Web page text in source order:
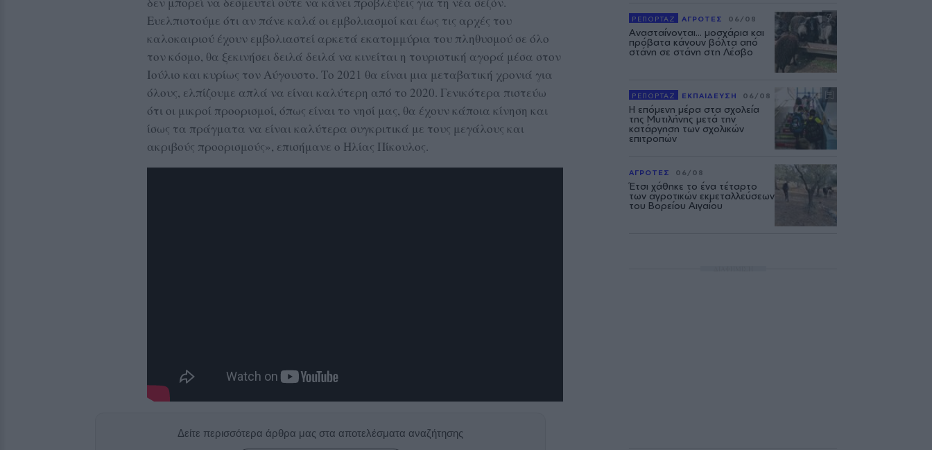
Ευελπιστούμε ότι αν πάνε καλά οι εμβολιασμοί και έως τις αρχές του
καλοκαιριού έχουν εμβολιαστεί αρκετά εκατομμύρια του πληθυσμού σε όλο
τον κόσμο, θα ξεκινήσει δειλά δειλά να κινείται η τουριστική αγορά μέσα στον
Ιούλιο και κυρίως τον Αύγουστο. Το 2021 θα είναι μια μεταβατική χρονιά για
όλους, ελπίζουμε απλά να είναι καλύτερη από το 2020. Γενικότερα πιστεύω
ότι οι μικροί προορισμοί, όπως είναι το νησί μας, θα έχουν κάποια κίνηση και
ίσως τα πράγματα να είναι καλύτερα συγκριτικά με τους μεγάλους και
ακριβούς προορισμούς», επισήμανε ο Ηλίας Πίκουλος.
Δείτε περισσότερα άρθρα μας στα αποτελέσματα αναζήτησης
ΡΕΠΟΡΤΑΖ ΑΓΡΟΤΕΣ 06/08
Ανασταίνονται... μοσχάρια και
πρόβατα κάνουν βόλτα από
στάνη σε στάνη στη Λέσβο
ΡΕΠΟΡΤΑΖ ΕΚΠΑΙΔΕΥΣΗ 06/08
Η επόμενη μέρα στα σχολεία
της Μυτιλήνης μετά την
κατάργηση των σχολικών
επιτροπών
ΑΓΡΟΤΕΣ 06/08
Έτσι χάθηκε το ένα τέταρτο
των αγροτικών εκμεταλλεύσεων
του Βορείου Αιγαίου